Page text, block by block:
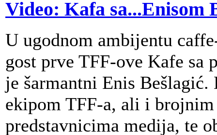
Video: Kafa sa...Enisom
U ugodnom ambijentu
gost prve TFF-ove Kafe sa
je šarmantni Enis Bešlagić.
ekipom TFF-a, ali i brojnim
predstavnicima medija, te